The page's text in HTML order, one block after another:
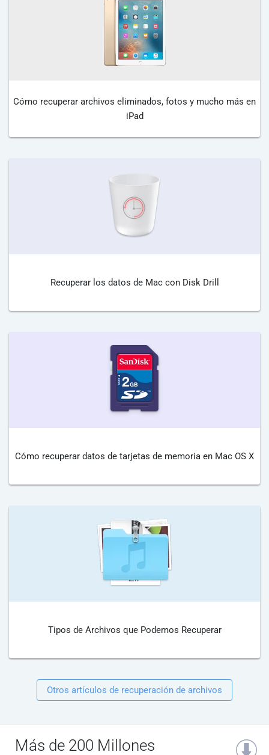
Cómo recuperar archivos eliminados, fotos y mucho más en
iPad
Recuperar los datos de Mac con Disk Drill
Cómo recuperar datos de tarjetas de memoria en Mac OS X
Tipos de Archivos que Podemos Recuperar
Otros artículos de recuperación de archivos
Más de 200 Millones